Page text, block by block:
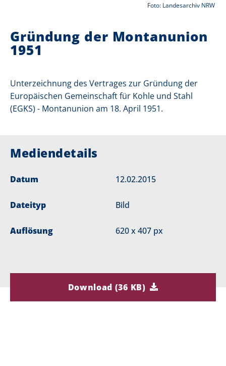
e
r
Foto: Landesarchiv NRW
Gründung der Montanunion
1951
Unterzeichnung des Vertrages zur Gründung der
Europäischen Gemeinschaft für Kohle und Stahl
(EGKS) - Montanunion am 18. April 1951.
Mediendetails
Datum 12.02.2015
Dateityp Bild
Auflösung 620 x 407 px
Download (36 KB)